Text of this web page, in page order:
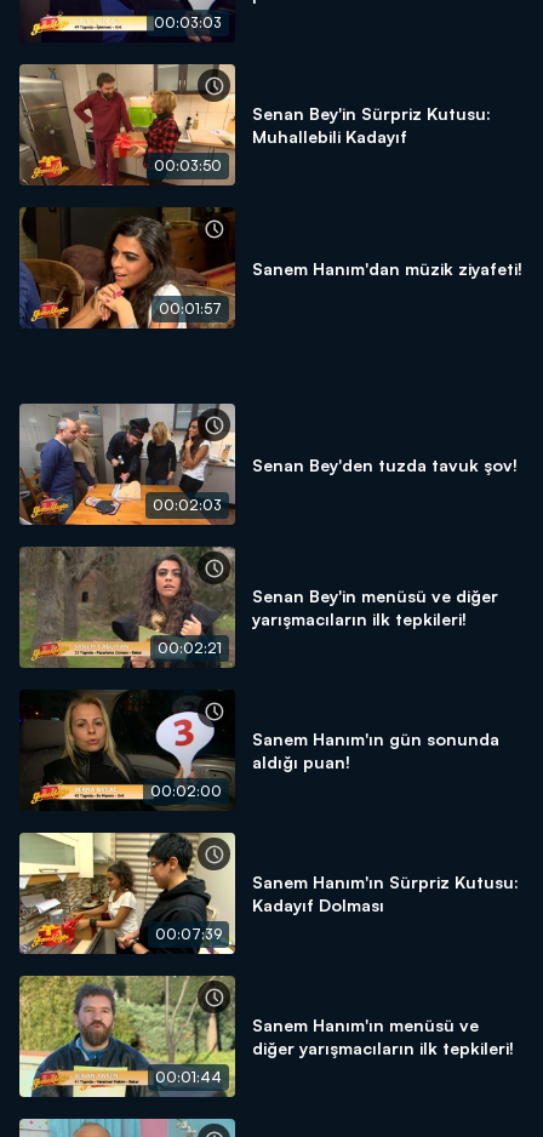
00:03:03
00:03:50
Senan Bey'in Sürpriz Kutusu:
Muhallebili Kadayıf
00:01:57
Sanem Hanım'dan müzik ziyafeti!
00:02:03
Senan Bey'den tuzda tavuk şov!
00:02:21
Senan Bey'in menüsü ve diğer
yarışmacıların ilk tepkileri!
00:02:00
Sanem Hanım'ın gün sonunda
aldığı puan!
00:07:39
Sanem Hanım'ın Sürpriz Kutusu:
Kadayıf Dolması
00:01:44
Sanem Hanım'ın menüsü ve
diğer yarışmacıların ilk tepkileri!